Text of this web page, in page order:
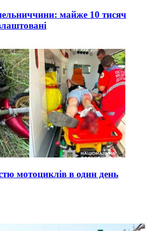
майже 10 тисяч
мотоциклів в один день